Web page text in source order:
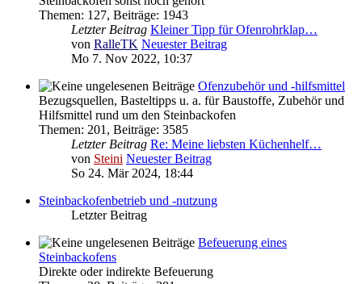
Themen: 127, Beiträge: 1943
Letzter Beitrag Kleiner Tipp für Ofenrohrklap…
von RalleTK Neuester Beitrag
Mo 7. Nov 2022, 10:37
Ofenzubehör und -hilfsmittel
Bezugsquellen, Basteltipps u. a. für Baustoffe, Zubehör und
Hilfsmittel rund um den Steinbackofen
Themen: 201 , Beiträge: 3585
Letzter Beitrag Re: Meine liebsten Küchenhelf…
von Steini Neuester Beitrag
So 24. Mär 2024, 18:44
Steinbackofenbetrieb und -nutzung
Letzter Beitrag
Befeuerung eines
Steinbackofens
Direkte oder indirekte Befeuerung